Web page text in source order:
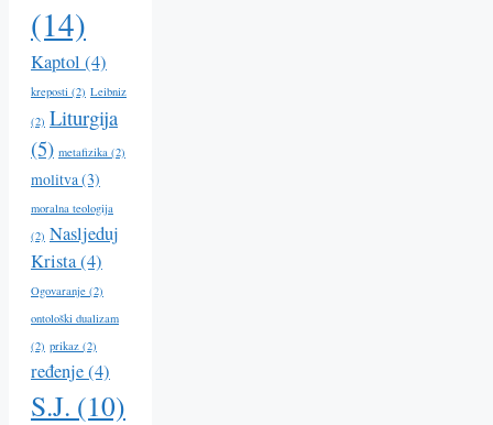
(14)
Kaptol (4)
kreposti (2) Leibniz
(2) Liturgija
(5) metafizika (2)
molitva(3)
moralna teologija
(2) Nasljeduj
Krista(4)
Ogovaranje (2)
ontološki dualizam
(2) prikaz (2)
ređenje(4)
S.J. (10)